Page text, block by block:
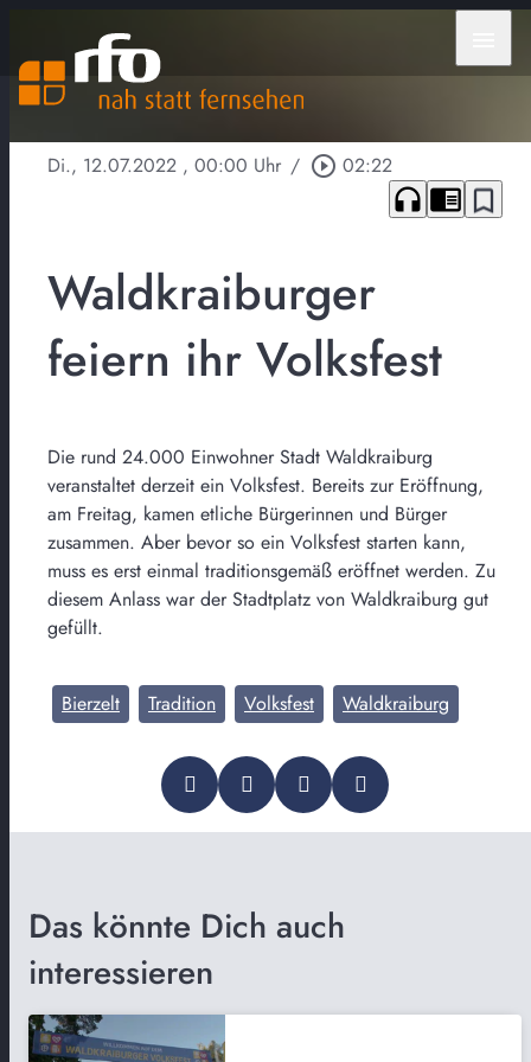
Di., 12.07.2022 , 00:00 Uhr / play_circle_outline 02:22
headphones chrome_reader_mode bookmark_border
Waldkraiburger
feiern ihr Volksfest
Die rund 24.000 Einwohner Stadt Waldkraiburg
veranstaltet derzeit ein Volksfest. Bereits zur Eröffnung,
am Freitag, kamen etliche Bürgerinnen und Bürger
zusammen. Aber bevor so ein Volksfest starten kann,
muss es erst einmal traditionsgemäß eröffnet werden. Zu
diesem Anlass war der Stadtplatz von Waldkraiburg gut
gefüllt.
Bierzelt Tradition Volksfest Waldkraiburg
Das könnte Dich auch
interessieren